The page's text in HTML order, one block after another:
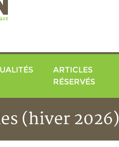
ARTICLES
RÉSERVÉS
(hiver 2026)